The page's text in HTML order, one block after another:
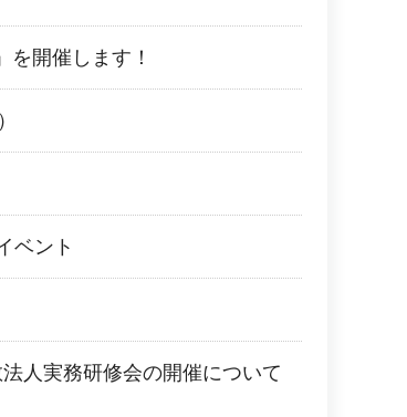
開催します！
ベント
人実務研修会の開催について